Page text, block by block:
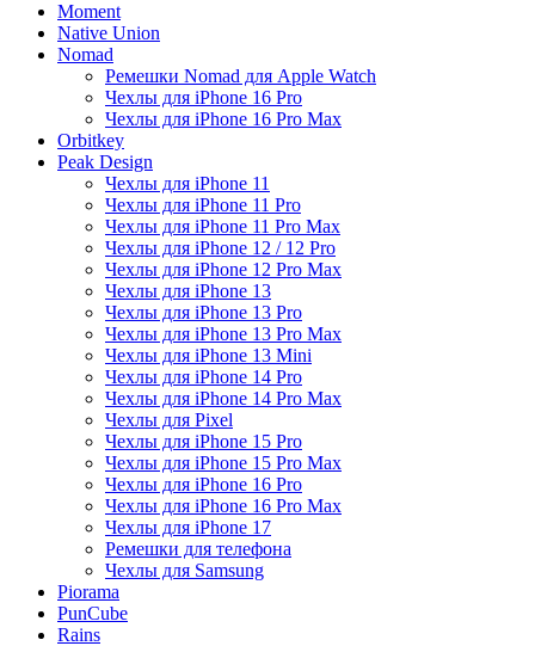
Moment
Native Union
Nomad
Ремешки Nomad для Apple Watch
Чехлы для iPhone 16 Pro
Чехлы для iPhone 16 Pro Max
Orbitkey
Peak Design
Чехлы для iPhone 11
Чехлы для iPhone 11 Pro
Чехлы для iPhone 11 Pro Max
Чехлы для iPhone 12 / 12 Pro
Чехлы для iPhone 12 Pro Max
Чехлы для iPhone 13
Чехлы для iPhone 13 Pro
Чехлы для iPhone 13 Pro Max
Чехлы для iPhone 13 Mini
Чехлы для iPhone 14 Pro
Чехлы для iPhone 14 Pro Max
Чехлы для Pixel
Чехлы для iPhone 15 Pro
Чехлы для iPhone 15 Pro Max
Чехлы для iPhone 16 Pro
Чехлы для iPhone 16 Pro Max
Чехлы для iPhone 17
Ремешки для телефона
Чехлы для Samsung
Piorama
PunCube
Rains